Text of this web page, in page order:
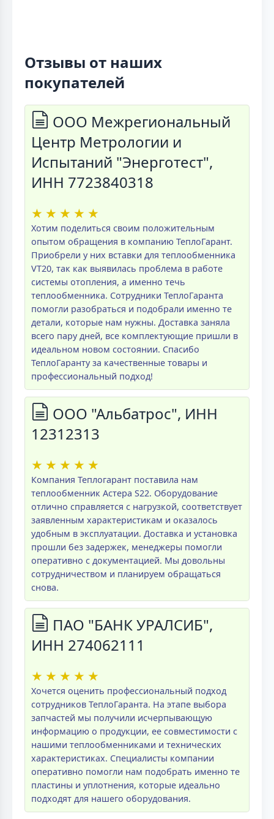
Отзывы от наших
покупателей
ООО Межрегиональный
Центр Метрологии и
Испытаний "Энерготест",
ИНН 7723840318
★ ★ ★ ★ ★
Хотим поделиться своим положительным
опытом обращения в компанию ТеплоГарант.
Приобрели у них вставки для теплообменника
VT20, так как выявилась проблема в работе
системы отопления, а именно течь
теплообменника. Сотрудники ТеплоГаранта
помогли разобраться и подобрали именно те
детали, которые нам нужны. Доставка заняла
всего пару дней, все комплектующие пришли в
идеальном новом состоянии. Спасибо
ТеплоГаранту за качественные товары и
профессиональный подход!
ООО "Альбатрос", ИНН
12312313
★ ★ ★ ★ ★
Компания Теплогарант поставила нам
теплообменник Астера S22. Оборудование
отлично справляется с нагрузкой, соответствует
заявленным характеристикам и оказалось
удобным в эксплуатации. Доставка и установка
прошли без задержек, менеджеры помогли
оперативно с документацией. Мы довольны
сотрудничеством и планируем обращаться
снова.
ПАО "БАНК УРАЛСИБ",
ИНН 274062111
★ ★ ★ ★ ★
Хочется оценить профессиональный подход
сотрудников ТеплоГаранта. На этапе выбора
запчастей мы получили исчерпывающую
информацию о продукции, ее совместимости с
нашими теплообменниками и технических
характеристиках. Специалисты компании
оперативно помогли нам подобрать именно те
пластины и уплотнения, которые идеально
подходят для нашего оборудования.